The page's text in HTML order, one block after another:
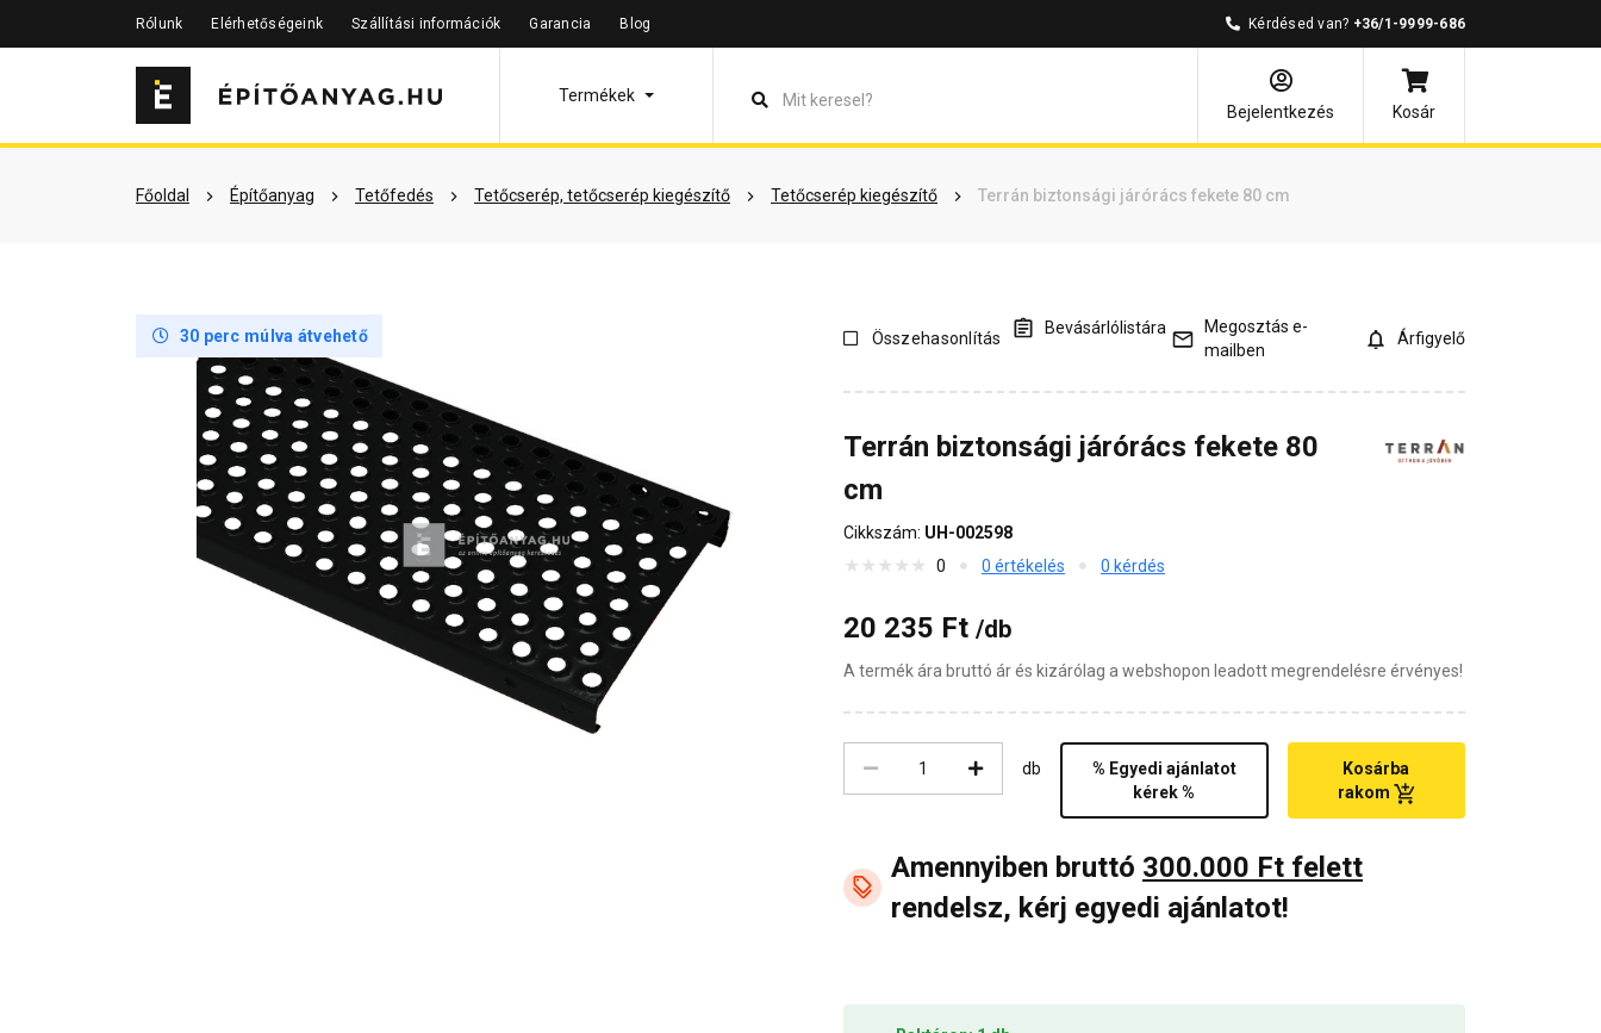
Rólunk Elérhetőségeink Szállítási információk Garancia Blog Kérdésed van? +36/1-9999-686
Termékek
Bejelentkezés
Kosár
Főoldal Építőanyag Tetőfedés Tetőcserép, tetőcserép kiegészítő Tetőcserép kiegészítő Terrán biztonsági járórács fekete 80 cm
Szükséged lehet rá Részletes leírás Termékinformáció Vásárlói vélemények Kérdések és válaszok Kapcsolódó cikkek
30 perc múlva átvehető Összehasonlítás
Bevásárlólistára
Megosztás e-
mailben
Árfigyelő
Terrán biztonsági járórács fekete 80
cm
Cikkszám: UH-002598
0
0 értékelés 0 kérdés
20 235 Ft /db
A termék ára bruttó ár és kizárólag a webshopon leadott megrendelésre érvényes!
db
% Egyedi ajánlatot
kérek %
Kosárba
rakom
Amennyiben bruttó 300.000 Ft felett
rendelsz, kérj egyedi ajánlatot!